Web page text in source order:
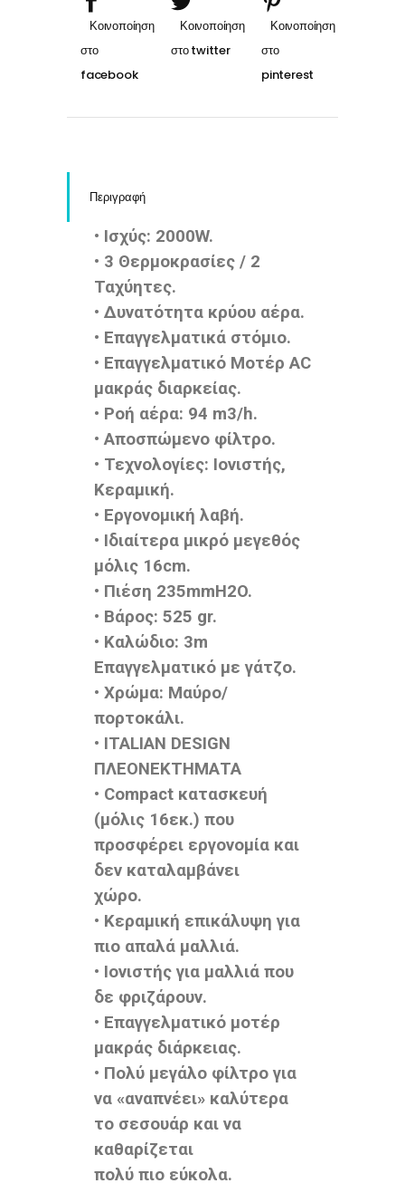
Περιγραφή
• Ισχύς: 2000W.
• 3 Θερμοκρασίες / 2
Ταχύητες.
• Δυνατότητα κρύου αέρα.
• Επαγγελματικά στόμιο.
• Επαγγελματικό Μοτέρ AC
μακράς διαρκείας.
• Ροή αέρα: 94 m3/h.
• Αποσπώμενο φίλτρο.
• Τεχνολογίες: Ιονιστής,
Κεραμική.
• Εργονομική λαβή.
• Ιδιαίτερα μικρό μεγεθός
μόλις 16cm.
• Πιέση 235mmH2O.
• Βάρος: 525 gr.
• Καλώδιο: 3m
Επαγγελματικό με γάτζο.
• Χρώμα: Μαύρο/
πορτοκάλι.
• ITALIAN DESIGN
ΠΛΕΟΝΕΚΤΗΜΑΤΑ
• Compact κατασκευή
(μόλις 16εκ.) που
προσφέρει εργονομία και
δεν καταλαμβάνει
χώρο.
• Κεραμική επικάλυψη για
πιο απαλά μαλλιά.
• Ιονιστής για μαλλιά που
δε φριζάρουν.
• Επαγγελματικό μοτέρ
μακράς διάρκειας.
• Πολύ μεγάλο φίλτρο για
να «αναπνέει» καλύτερα
το σεσουάρ και να
καθαρίζεται
πολύ πιο εύκολα.